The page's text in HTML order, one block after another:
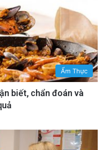
Ẩm Thực
biết, chẩn đoán và